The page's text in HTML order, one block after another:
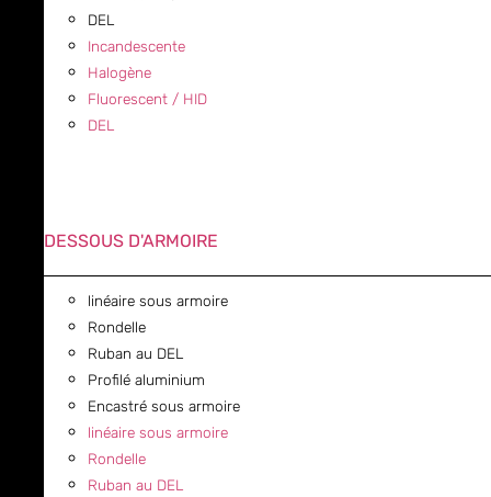
DEL
Incandescente
Halogène
Fluorescent / HID
DEL
DESSOUS D'ARMOIRE
linéaire sous armoire
Rondelle
Ruban au DEL
Profilé aluminium
Encastré sous armoire
linéaire sous armoire
Rondelle
Ruban au DEL